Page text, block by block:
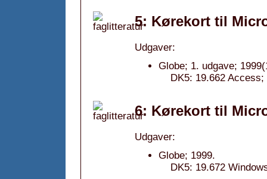
5: Kørekort til
Udgaver:
Globe; 1. udgave;
DK5: 19.662
6: Kørekort til
Udgaver:
Globe; 1999.
DK5: 19.672